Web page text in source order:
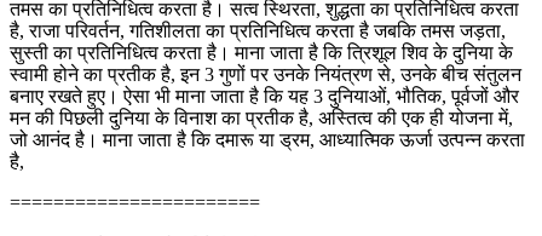
तमस का प्रतिनिधित्व करता है। सत्व स्थिरता, शुद्धता का प्रतिनिधित्व करता
है, राजा परिवर्तन, गतिशीलता का प्रतिनिधित्व करता है जबकि तमस जड़ता,
सुस्ती का प्रतिनिधित्व करता है। माना जाता है कि त्रिशूल शिव के दुनिया के
स्वामी होने का प्रतीक है, इन 3 गुणों पर उनके नियंत्रण से, उनके बीच संतुलन
बनाए रखते हुए। ऐसा भी माना जाता है कि यह 3 दुनियाओं, भौतिक, पूर्वजों और
मन की पिछली दुनिया के विनाश का प्रतीक है, अस्तित्व की एक ही योजना में,
जो आनंद है। माना जाता है कि दमारू या ड्रम, आध्यात्मिक ऊर्जा उत्पन्न करता
है,
=======================